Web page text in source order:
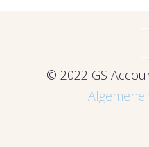
© 2022 GS